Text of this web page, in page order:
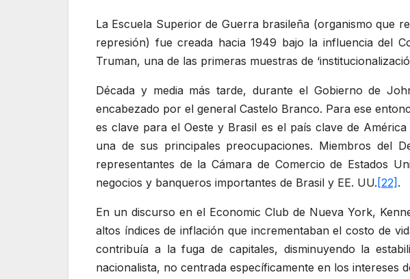
La Escuela Superior de Guerra brasileña (organismo que
represión) fue creada hacia 1949 bajo la influencia del
Truman, una de las primeras muestras de
Década y media más tarde, durante el Gobierno de
encabezado por el general Castelo Branco. Para ese
es clave para el Oeste y Brasil es el país clave de
una de sus principales preocupaciones. Miembros del
representantes de la Cámara de Comercio de Estados
negocios y banqueros importantes de Brasil y EE. UU. [22] .
En un discurso en el Economic Club de Nueva York,
altos índices de inflación que incrementaban el costo de
contribuía a la fuga de capitales, disminuyendo la
nacionalista, no centrada específicamente en los intereses